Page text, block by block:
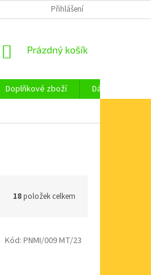
KAMENNÁ PRODEJNA
Přihlášení
NÁKUPNÍ
Prázdný košík
Doplňkové zboží
Dárkové
18položek celkem
Kód: PNMI/009 MT/23